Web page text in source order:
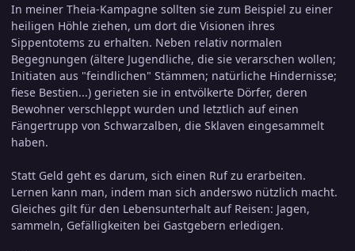
In meiner Theia-Kampagne sollten sie zum Beispiel zu einer
heiligen Höhle ziehen, um dort die Visionen ihres
Sippentotems zu erhalten. Neben relativ normalen
Begegnungen (ältere Jugendliche, die sie verarschen wollen;
Initiaten aus "feindlichen" Stämmen; natürliche Hindernisse;
fiese Bestien...) gerieten sie in entvölkerte Dörfer, deren
Bewohner verschleppt wurden und letztlich auf einen
Fängertrupp von Schwarzalben, die Sklaven eingesammelt
haben.
Statt Geld geht es darum, sich einen Ruf zu erarbeiten.
Lernen kann man, indem man sich anderswo nützlich macht.
Gleiches gilt für den Lebensunterhalt auf Reisen: Jagen,
sammeln, Gefälligkeiten bei Gastgebern erledigen.